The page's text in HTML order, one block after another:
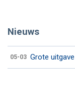
Nieuws
05-03 Grote